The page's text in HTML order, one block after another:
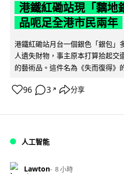
港鐵紅磡站現「黐地
品呃足全港市民兩年
港鐵紅磡站月台一個銀色「銀包」
人遺失財物，事主原本打算拾起交
的藝術品。這件名為《失而復得》
96 3 ↗ 分享
人工智能
Lawton 8 小時